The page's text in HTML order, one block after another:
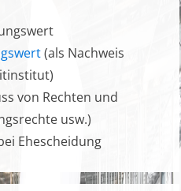
(als Nachweis
von Rechten und
usw.)
Ehescheidung